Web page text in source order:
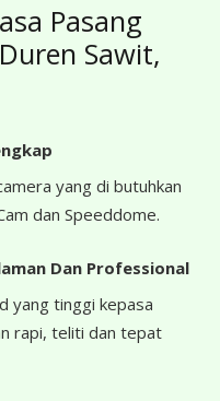
Pasang
Sawit,
yang di butuhkan
dan Speeddome.
Dan Professional
yang tinggi kepasa
rapi, teliti dan tepat